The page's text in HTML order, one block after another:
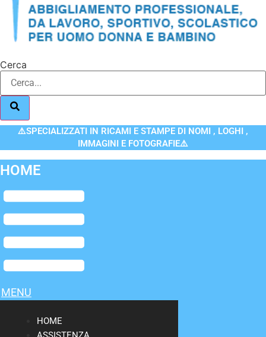
Cerca
⚠️SPECIALIZZATI IN RICAMI E STAMPE DI NOMI , LOGHI ,
IMMAGINI E FOTOGRAFIE⚠️
HOME
Flyout
Menu
MENU
HOME